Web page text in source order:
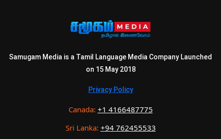
Samugam Media is a Tamil Language Media Company Launched
on 15 May 2018
Privacy Policy
Canada: +1 4166487775
Sri Lanka: +94 762455533